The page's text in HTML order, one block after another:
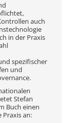
auch
in der Praxis
spezifischer
und
Stefan
Buch einen
Praxis an: